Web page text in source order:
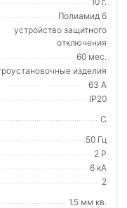
Полиамид 6
устройство защитного
отключения
60 мес.
изделия
63 А
IP20
С
50 Гц
2 P
6 кА
2
1.5 мм кв.